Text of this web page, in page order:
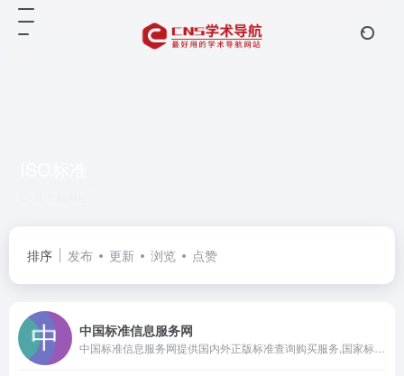
排序 发布 更新 浏览 点赞
中国标准信息服务网